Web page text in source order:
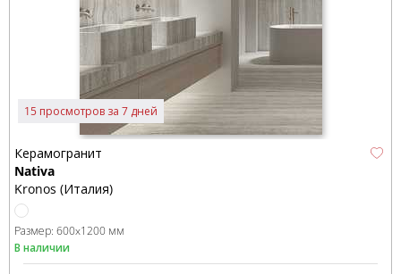
15 просмотров за 7 дней
Керамогранит
Nativa
Kronos (Италия)
Размер: 600x1200 мм
В наличии